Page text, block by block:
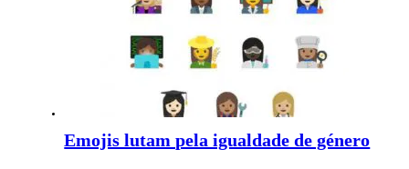
Emojis lutam pela igualdade de género